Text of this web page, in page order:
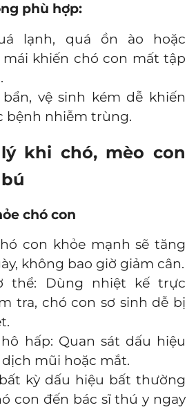
phù hợp:
lạnh, quá ồn ào hoặc
khiến chó con mất tập
vệ sinh kém dễ khiến
bệnh nhiễm trùng.
khi chó, mèo con
chó con
con khỏe mạnh sẽ tăng
không bao giờ giảm cân.
thể: Dùng nhiệt kế trực
tra, chó con sơ sinh dễ bị
hấp: Quan sát dấu hiệu
mũi hoặc mắt.
kỳ dấu hiệu bất thường
con đến bác sĩ thú y ngay